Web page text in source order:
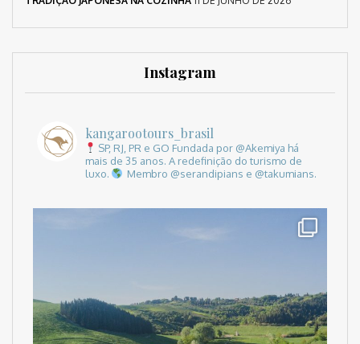
Instagram
kangarootours_brasil
SP, RJ, PR e GO Fundada por @Akemiya há
mais de 35 anos. A redefinição do turismo de
luxo.
Membro @serandipians e @takumians.